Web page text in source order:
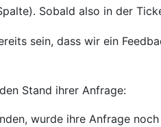
Sobald also in der
sein, dass wir ein
Stand ihrer Anfrage:
wurde ihre Anfrage